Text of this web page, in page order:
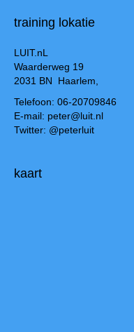
training lokatie
LUIT.nL
Waarderweg 19
2031 BN Haarlem,
Telefoon: 06-20709846
E-mail: peter@luit.nl
Twitter: @peterluit
kaart